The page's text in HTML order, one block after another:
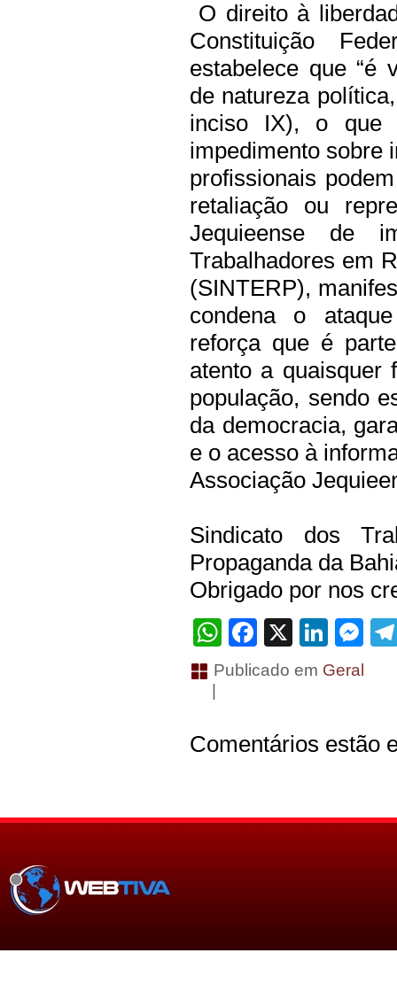
O direito à
Constituição
estabelece que “é
de natureza
inciso IX), o que
impedimento sobre
profissionais
retaliação ou
Jequieense de
Trabalhadores em
(SINTERP),
condena o
reforça que é
atento a quaisquer
população, sendo
da democracia,
e o acesso à
Associação
Sindicato dos
Propaganda da
Obrigado por nos
WhatsApp
Facebook
X
Publicado em Geral
Comentários estão